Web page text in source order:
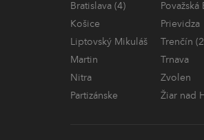
Bratislava (4)
Považská
Košice
Prievidza
Liptovský Mikuláš
Trenčín
Martin
Trnava
Nitra
Zvolen
Partizánske
Žiar nad